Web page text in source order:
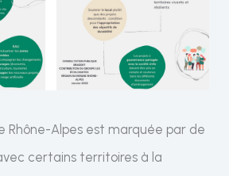
Rhône-Alpes est marquée par de
certains territoires à la